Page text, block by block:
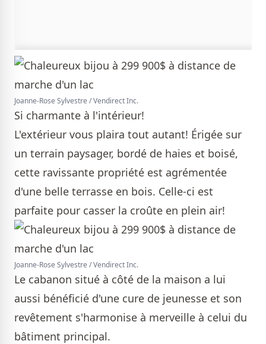
Joanne-Rose Sylvestre / Vendirect Inc.
Si charmante à l'intérieur!
L'extérieur vous plaira tout autant! Érigée sur
un terrain paysager, bordé de haies et boisé,
cette ravissante propriété est agrémentée
d'une belle terrasse en bois. Celle-ci est
parfaite pour casser la croûte en plein air!
Joanne-Rose Sylvestre / Vendirect Inc.
Le cabanon situé à côté de la maison a lui
aussi bénéficié d'une cure de jeunesse et son
revêtement s'harmonise à merveille à celui du
bâtiment principal.